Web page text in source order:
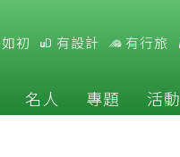
初 有設計 有行旅
名人 專題 活動